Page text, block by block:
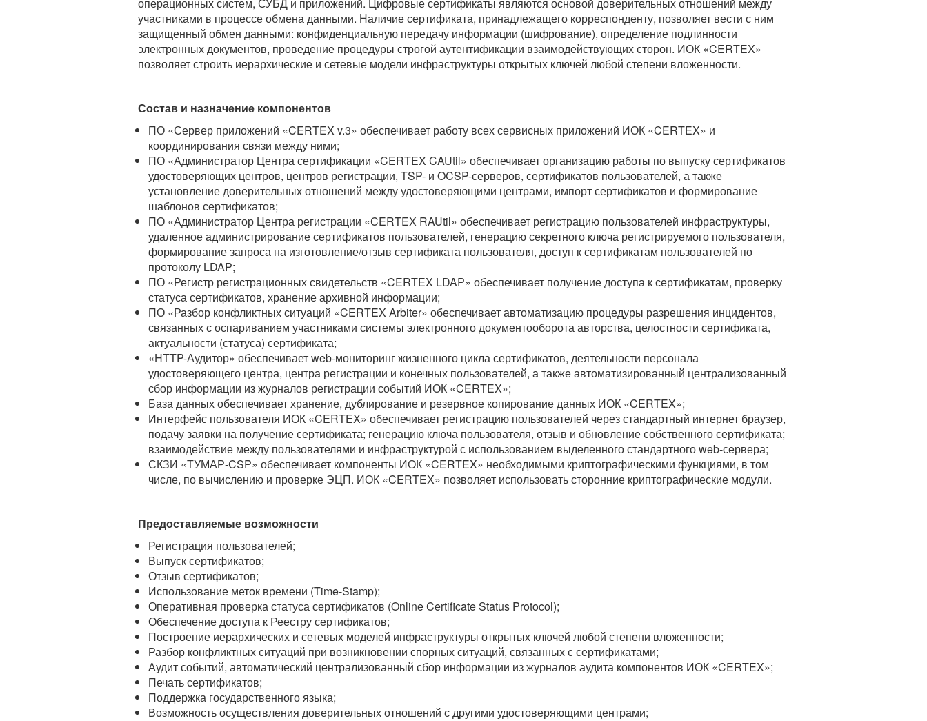
участниками в процессе обмена данными. Наличие сертификата, принадлежащего корреспонденту, позволяет вести с ним
защищенный обмен данными: конфиденциальную передачу информации (шифрование), определение подлинности
электронных документов, проведение процедуры строгой аутентификации взаимодействующих сторон. ИОК «CERTEX»
позволяет строить иерархические и сетевые модели инфраструктуры открытых ключей любой степени вложенности.
Состав и назначение компонентов
ПО «Сервер приложений «CERTEX v.3» обеспечивает работу всех сервисных приложений ИОК «CERTEX» и
координирования связи между ними;
ПО «Администратор Центра сертификации «CERTEX CAUtil» обеспечивает организацию работы по выпуску сертификатов
удостоверяющих центров, центров регистрации, TSP- и OCSP-серверов, сертификатов пользователей, а также
установление доверительных отношений между удостоверяющими центрами, импорт сертификатов и формирование
шаблонов сертификатов;
ПО «Администратор Центра регистрации «CERTEX RAUtil» обеспечивает регистрацию пользователей инфраструктуры,
удаленное администрирование сертификатов пользователей, генерацию секретного ключа регистрируемого пользователя,
формирование запроса на изготовление/отзыв сертификата пользователя, доступ к сертификатам пользователей по
протоколу LDAP;
ПО «Регистр регистрационных свидетельств «CERTEX LDAP» обеспечивает получение доступа к сертификатам, проверку
статуса сертификатов, хранение архивной информации;
ПО «Разбор конфликтных ситуаций «CERTEX Arbiter» обеспечивает автоматизацию процедуры разрешения инцидентов,
связанных с оспариванием участниками системы электронного документооборота авторства, целостности сертификата,
актуальности (статуса) сертификата;
«HTTP-Аудитор» обеспечивает web-мониторинг жизненного цикла сертификатов, деятельности персонала
удостоверяющего центра, центра регистрации и конечных пользователей, а также автоматизированный централизованный
сбор информации из журналов регистрации событий ИОК «CERTEX»;
База данных обеспечивает хранение, дублирование и резервное копирование данных ИОК «CERTEX»;
Интерфейс пользователя ИОК «CERTEX» обеспечивает регистрацию пользователей через стандартный интернет браузер,
подачу заявки на получение сертификата; генерацию ключа пользователя, отзыв и обновление собственного сертификата;
взаимодействие между пользователями и инфраструктурой с использованием выделенного стандартного web-сервера;
СКЗИ «ТУМАР-CSP» обеспечивает компоненты ИОК «CERTEX» необходимыми криптографическими функциями, в том
числе, по вычислению и проверке ЭЦП. ИОК «CERTEX» позволяет использовать сторонние криптографические модули.
Предоставляемые возможности
Регистрация пользователей;
Выпуск сертификатов;
Отзыв сертификатов;
Использование меток времени (Time-Stamp);
Оперативная проверка статуса сертификатов (Online Certificate Status Protocol);
Обеспечение доступа к Реестру сертификатов;
Построение иерархических и сетевых моделей инфраструктуры открытых ключей любой степени вложенности;
Разбор конфликтных ситуаций при возникновении спорных ситуаций, связанных с сертификатами;
Аудит событий, автоматический централизованный сбор информации из журналов аудита компонентов ИОК «CERTEX»;
Печать сертификатов;
Поддержка государственного языка;
Возможность осуществления доверительных отношений с другими удостоверяющими центрами;